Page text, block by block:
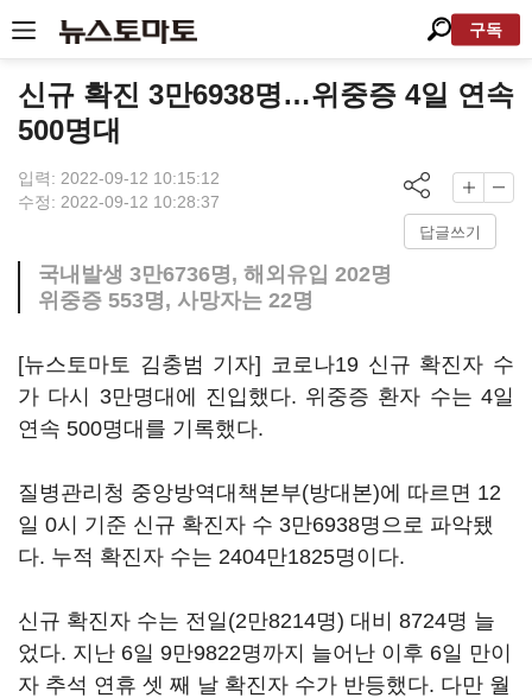
구독
신규 확진 3만6938명…위중증 4일 연속
500명대
입력: 2022-09-12 10:15:12
수정: 2022-09-12 10:28:37
답글쓰기
국내발생 3만6736명, 해외유입 202명
위중증 553명, 사망자는 22명
[뉴스토마토 김충범 기자] 코로나19 신규 확진자 수
가 다시 3만명대에 진입했다. 위중증 환자 수는 4일
연속 500명대를 기록했다.
질병관리청 중앙방역대책본부(방대본)에 따르면 12
일 0시 기준 신규 확진자 수 3만6938명으로 파악됐
다. 누적 확진자 수는 2404만1825명이다.
신규 확진자 수는 전일(2만8214명) 대비 8724명 늘
었다. 지난 6일 9만9822명까지 늘어난 이후 6일 만이
자 추석 연휴 셋 째 날 확진자 수가 반등했다. 다만 월